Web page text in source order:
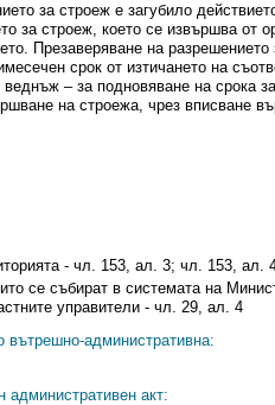
за строеж е загубило
за строеж, което се извършва от
Презаверяване на
срок от изтичането на
– за подновяване на срока
на строежа, чрез вписване
- чл. 153, ал. 3; чл. 153, ал.
се събират в системата на
управители - чл. 29, ал. 4
вътрешно-административна:
акт: